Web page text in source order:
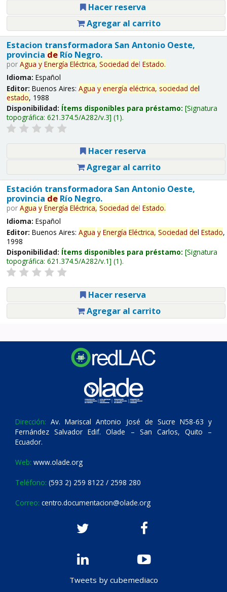
Hacer reserva
Agregar al carrito
Estacion transformadora San Antonio Oeste,
provincia deRío Negro.
por Agua y Energía Eléctrica, Sociedad del Estado.
Idioma: Español
Editor: Buenos Aires: Agua y energía eléctrica, sociedad del
estado, 1988
Disponibilidad: Ítems disponibles para préstamo: Signatura
topográfica: 621.374.5/A282/v.3 (1).
Hacer reserva
Agregar al carrito
Estación transformadora San Antonio Oeste,
provincia deRío Negro.
por Agua y Energía Eléctrica, Sociedad del Estado.
Idioma: Español
Editor: Buenos Aires: Agua y Energía Eléctrica, Sociedad del Estado,
1998
Disponibilidad: Ítems disponibles para préstamo: Signatura
topográfica: 621.374.5/A282/v.1 (1).
Hacer reserva
Agregar al carrito
Dirección: Av. Mariscal Antonio José de Sucre N58-63 y
Fernández Salvador Edif. Olade – San Carlos, Quito –
Ecuador.
Web: www.olade.org
Teléfono: (593 2) 259 8122 / 2598 280
Correo: centro.documentacion@olade.org
Tweets by cubemediaco